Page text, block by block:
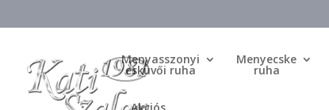
Menyasszonyi
esküvői ruha
Menyecske
ruha